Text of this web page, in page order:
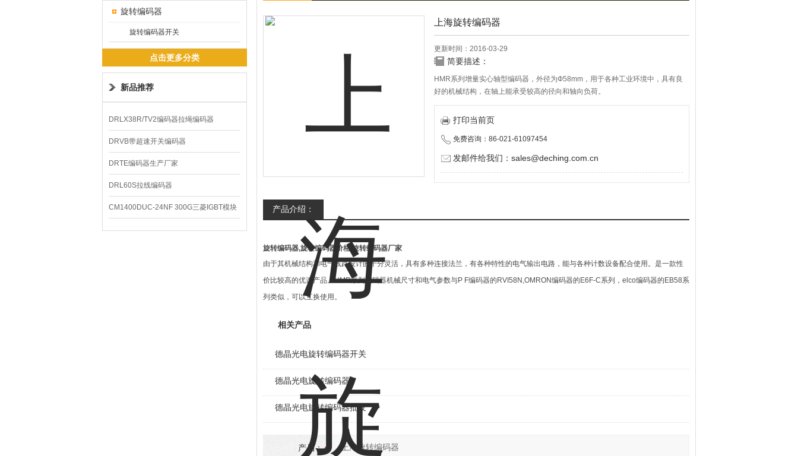
旋转编码器
旋转编码器开关
点击更多分类
新品推荐
DRLX38R/TV2编码器拉绳编码器
DRVB带超速开关编码器
DRTE编码器生产厂家
DRL60S拉线编码器
CM1400DUC-24NF 300G三菱IGBT模块
上海旋转编码器
更新时间：2016-03-29
简要描述：
HMR系列增量实心轴型编码器，外径为Ф58mm，用于各种工业环境中，具有良
好的机械结构，在轴上能承受较高的径向和轴向负荷。
打印当前页
免费咨询：86-021-61097454
发邮件给我们：sales@deching.com.cn
产品介绍：
旋转编码器,旋转编码器价格,旋转编码器厂家
由于其机械结构和电气线路设计的十分灵活，具有多种连接法兰，有各种特性的电气输出电路，能与各种计数设备配合使用。是一款性
价比较高的优选产品。HMR系列编码器机械尺寸和电气参数与P F编码器的RVI58N,OMRON编码器的E6F-C系列，elco编码器的EB58系
列类似，可以互换使用。
相关产品
德晶光电旋转编码器开关
德晶光电旋转编码器
德晶光电旋转编码器批发
产品：